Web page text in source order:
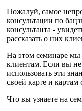
Пожалуй, самое
консультации по
консультанта -
рассказать о них
На этом семинаре мы
клиентам. Если вы не
использовать эти
своей карте и картам
Что вы узнаете на